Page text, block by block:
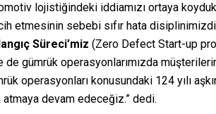
lojistiğindeki iddiamızı ortaya
etmesinin sebebi sıfır hata
Süreci’miz (Zero Defect Start-up
gümrük operasyonlarımızda
operasyonları konusundaki 124 yılı
devam edeceğiz.” dedi.